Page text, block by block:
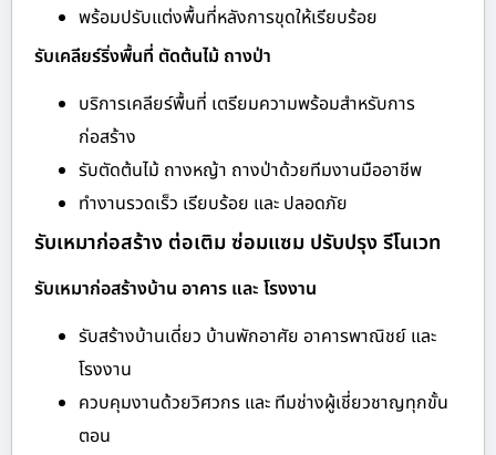
พร้อมปรับแต่งพื้นที่หลังการขุดให้เรียบร้อย
รับเคลียร์ริ่งพื้นที่ ตัดต้นไม้ ถางป่า
บริการเคลียร์พื้นที่ เตรียมความพร้อมสำหรับการ
ก่อสร้าง
รับตัดต้นไม้ ถางหญ้า ถางป่าด้วยทีมงานมืออาชีพ
ทำงานรวดเร็ว เรียบร้อย และ ปลอดภัย
รับเหมาก่อสร้าง ต่อเติม ซ่อมแซม ปรับปรุง รีโนเวท
รับเหมาก่อสร้างบ้าน อาคาร และ โรงงาน
รับสร้างบ้านเดี่ยว บ้านพักอาศัย อาคารพาณิชย์ และ
โรงงาน
ควบคุมงานด้วยวิศวกร และ ทีมช่างผู้เชี่ยวชาญทุกขั้น
ตอน